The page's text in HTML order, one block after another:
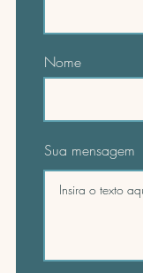
Nome
Sua mensagem